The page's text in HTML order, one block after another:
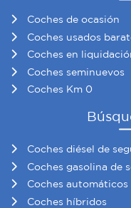
Coches de ocasión
Coches usados
Coches en
Coches seminuevos
Coches Km 0
Coches diésel de
Coches gasolina de
Coches automáticos
Coches híbridos